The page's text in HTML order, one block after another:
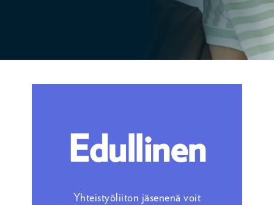
Edullinen
Yhteistyöliiton jäsenenä voit